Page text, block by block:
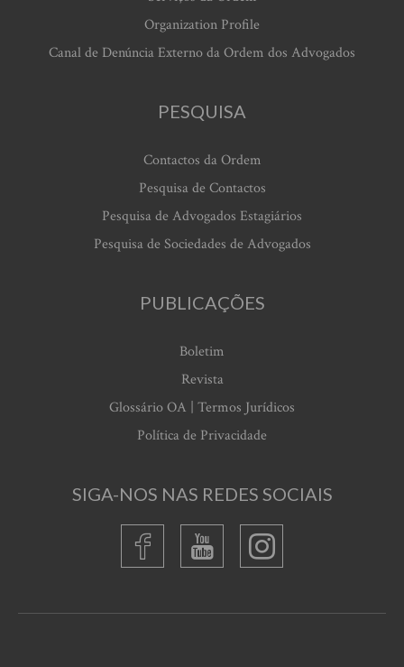
Organization Profile
Canal de Denúncia Externo da Ordem dos Advogados
PESQUISA
Contactos da Ordem
Pesquisa de Contactos
Pesquisa de Advogados Estagiários
Pesquisa de Sociedades de Advogados
PUBLICAÇÕES
Boletim
Revista
Glossário OA | Termos Jurídicos
Política de Privacidade
SIGA-NOS NAS REDES SOCIAIS